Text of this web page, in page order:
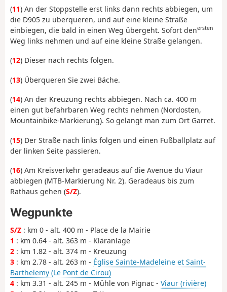
(11) An der Stoppstelle erst links dann rechts abbiegen, um
die D905 zu überqueren, und auf eine kleine Straße
einbiegen, die bald in einen Weg übergeht. Sofort denersten
Weg links nehmen und auf eine kleine Straße gelangen.
(12) Dieser nach rechts folgen.
(13) Überqueren Sie zwei Bäche.
(14) An der Kreuzung rechts abbiegen. Nach ca. 400 m
einen gut befahrbaren Weg rechts nehmen (Nordosten,
Mountainbike-Markierung). So gelangt man zum Ort Garret.
(15) Der Straße nach links folgen und einen Fußballplatz auf
der linken Seite passieren.
(16) Am Kreisverkehr geradeaus auf die Avenue du Viaur
abbiegen (MTB-Markierung Nr. 2). Geradeaus bis zum
Rathaus gehen (S/Z).
Wegpunkte
S/Z : km 0 - alt. 400 m - Place de la Mairie
1 : km 0.64 - alt. 363 m - Kläranlage
2 : km 1.82 - alt. 374 m - Kreuzung
3 : km 2.78 - alt. 263 m - Église Sainte-Madeleine et Saint-
Barthelemy (Le Pont de Cirou)
4 : km 3.31 - alt. 245 m - Mühle von Pignac - Viaur (rivière)